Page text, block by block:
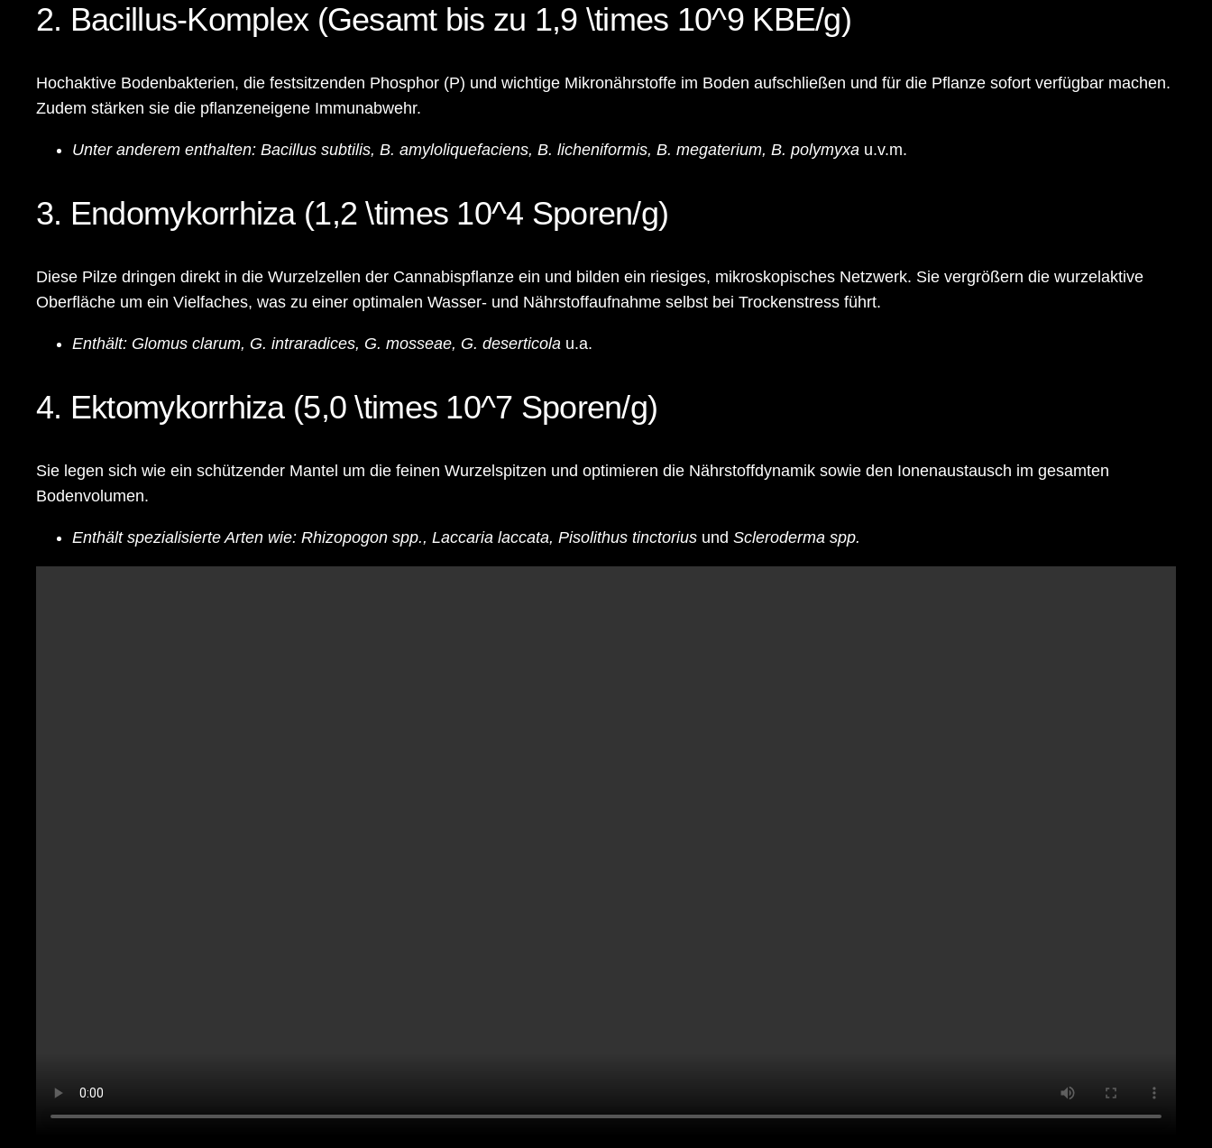
2. Bacillus-Komplex (Gesamt bis zu 1,9 \times 10^9 KBE/g)
Hochaktive Bodenbakterien, die festsitzenden Phosphor (P) und wichtige Mikronährstoffe im Boden aufschließen und für die Pflanze sofort verfügbar machen.
Zudem stärken sie die pflanzeneigene Immunabwehr.
Unter anderem enthalten: Bacillus subtilis, B. amyloliquefaciens, B. licheniformis, B. megaterium, B. polymyxa u.v.m.
3. Endomykorrhiza (1,2 \times 10^4 Sporen/g)
Diese Pilze dringen direkt in die Wurzelzellen der Cannabispflanze ein und bilden ein riesiges, mikroskopisches Netzwerk. Sie vergrößern die wurzelaktive
Oberfläche um ein Vielfaches, was zu einer optimalen Wasser- und Nährstoffaufnahme selbst bei Trockenstress führt.
Enthält: Glomus clarum, G. intraradices, G. mosseae, G. deserticola u.a.
4. Ektomykorrhiza (5,0 \times 10^7 Sporen/g)
Sie legen sich wie ein schützender Mantel um die feinen Wurzelspitzen und optimieren die Nährstoffdynamik sowie den Ionenaustausch im gesamten
Bodenvolumen.
Enthält spezialisierte Arten wie: Rhizopogon spp., Laccaria laccata, Pisolithus tinctorius und Scleroderma spp.